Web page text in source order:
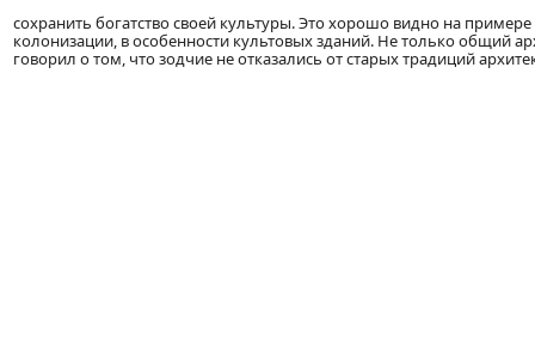
сохранить богатство своей культуры. Это хорошо видно на
колонизации, в особенности культовых зданий. Не только общий
говорил о том, что зодчие не отказались от старых традиций